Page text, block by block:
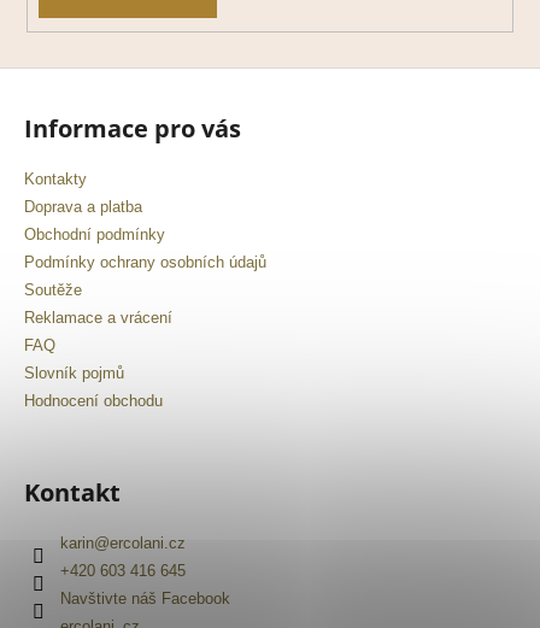
r
u
u
j
e
m
e
Informace pro vás
Kontakty
Doprava a platba
Obchodní podmínky
Podmínky ochrany osobních údajů
Soutěže
Reklamace a vrácení
FAQ
Slovník pojmů
Hodnocení obchodu
Kontakt
karin@ercolani.cz
+420 603 416 645
Navštivte náš Facebook